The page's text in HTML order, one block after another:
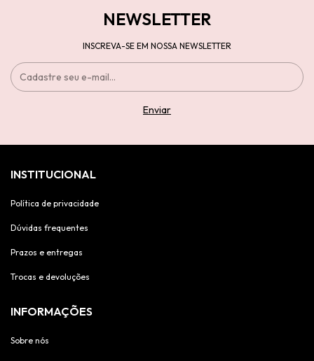
NEWSLETTER
INSCREVA-SE EM NOSSA NEWSLETTER
INSTITUCIONAL
Política de privacidade
Dúvidas frequentes
Prazos e entregas
Trocas e devoluções
INFORMAÇÕES
Sobre nós